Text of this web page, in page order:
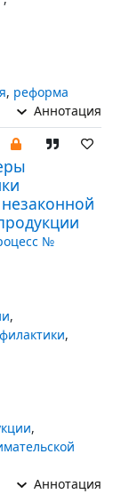
, реформа
Аннотация
№
,
,
,
Аннотация